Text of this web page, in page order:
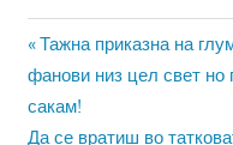
Навигација
на
Previous
Post:
Тажна приказна на
фанови низ цел свет но
сакам!
Next
Да се ​​вратиш во